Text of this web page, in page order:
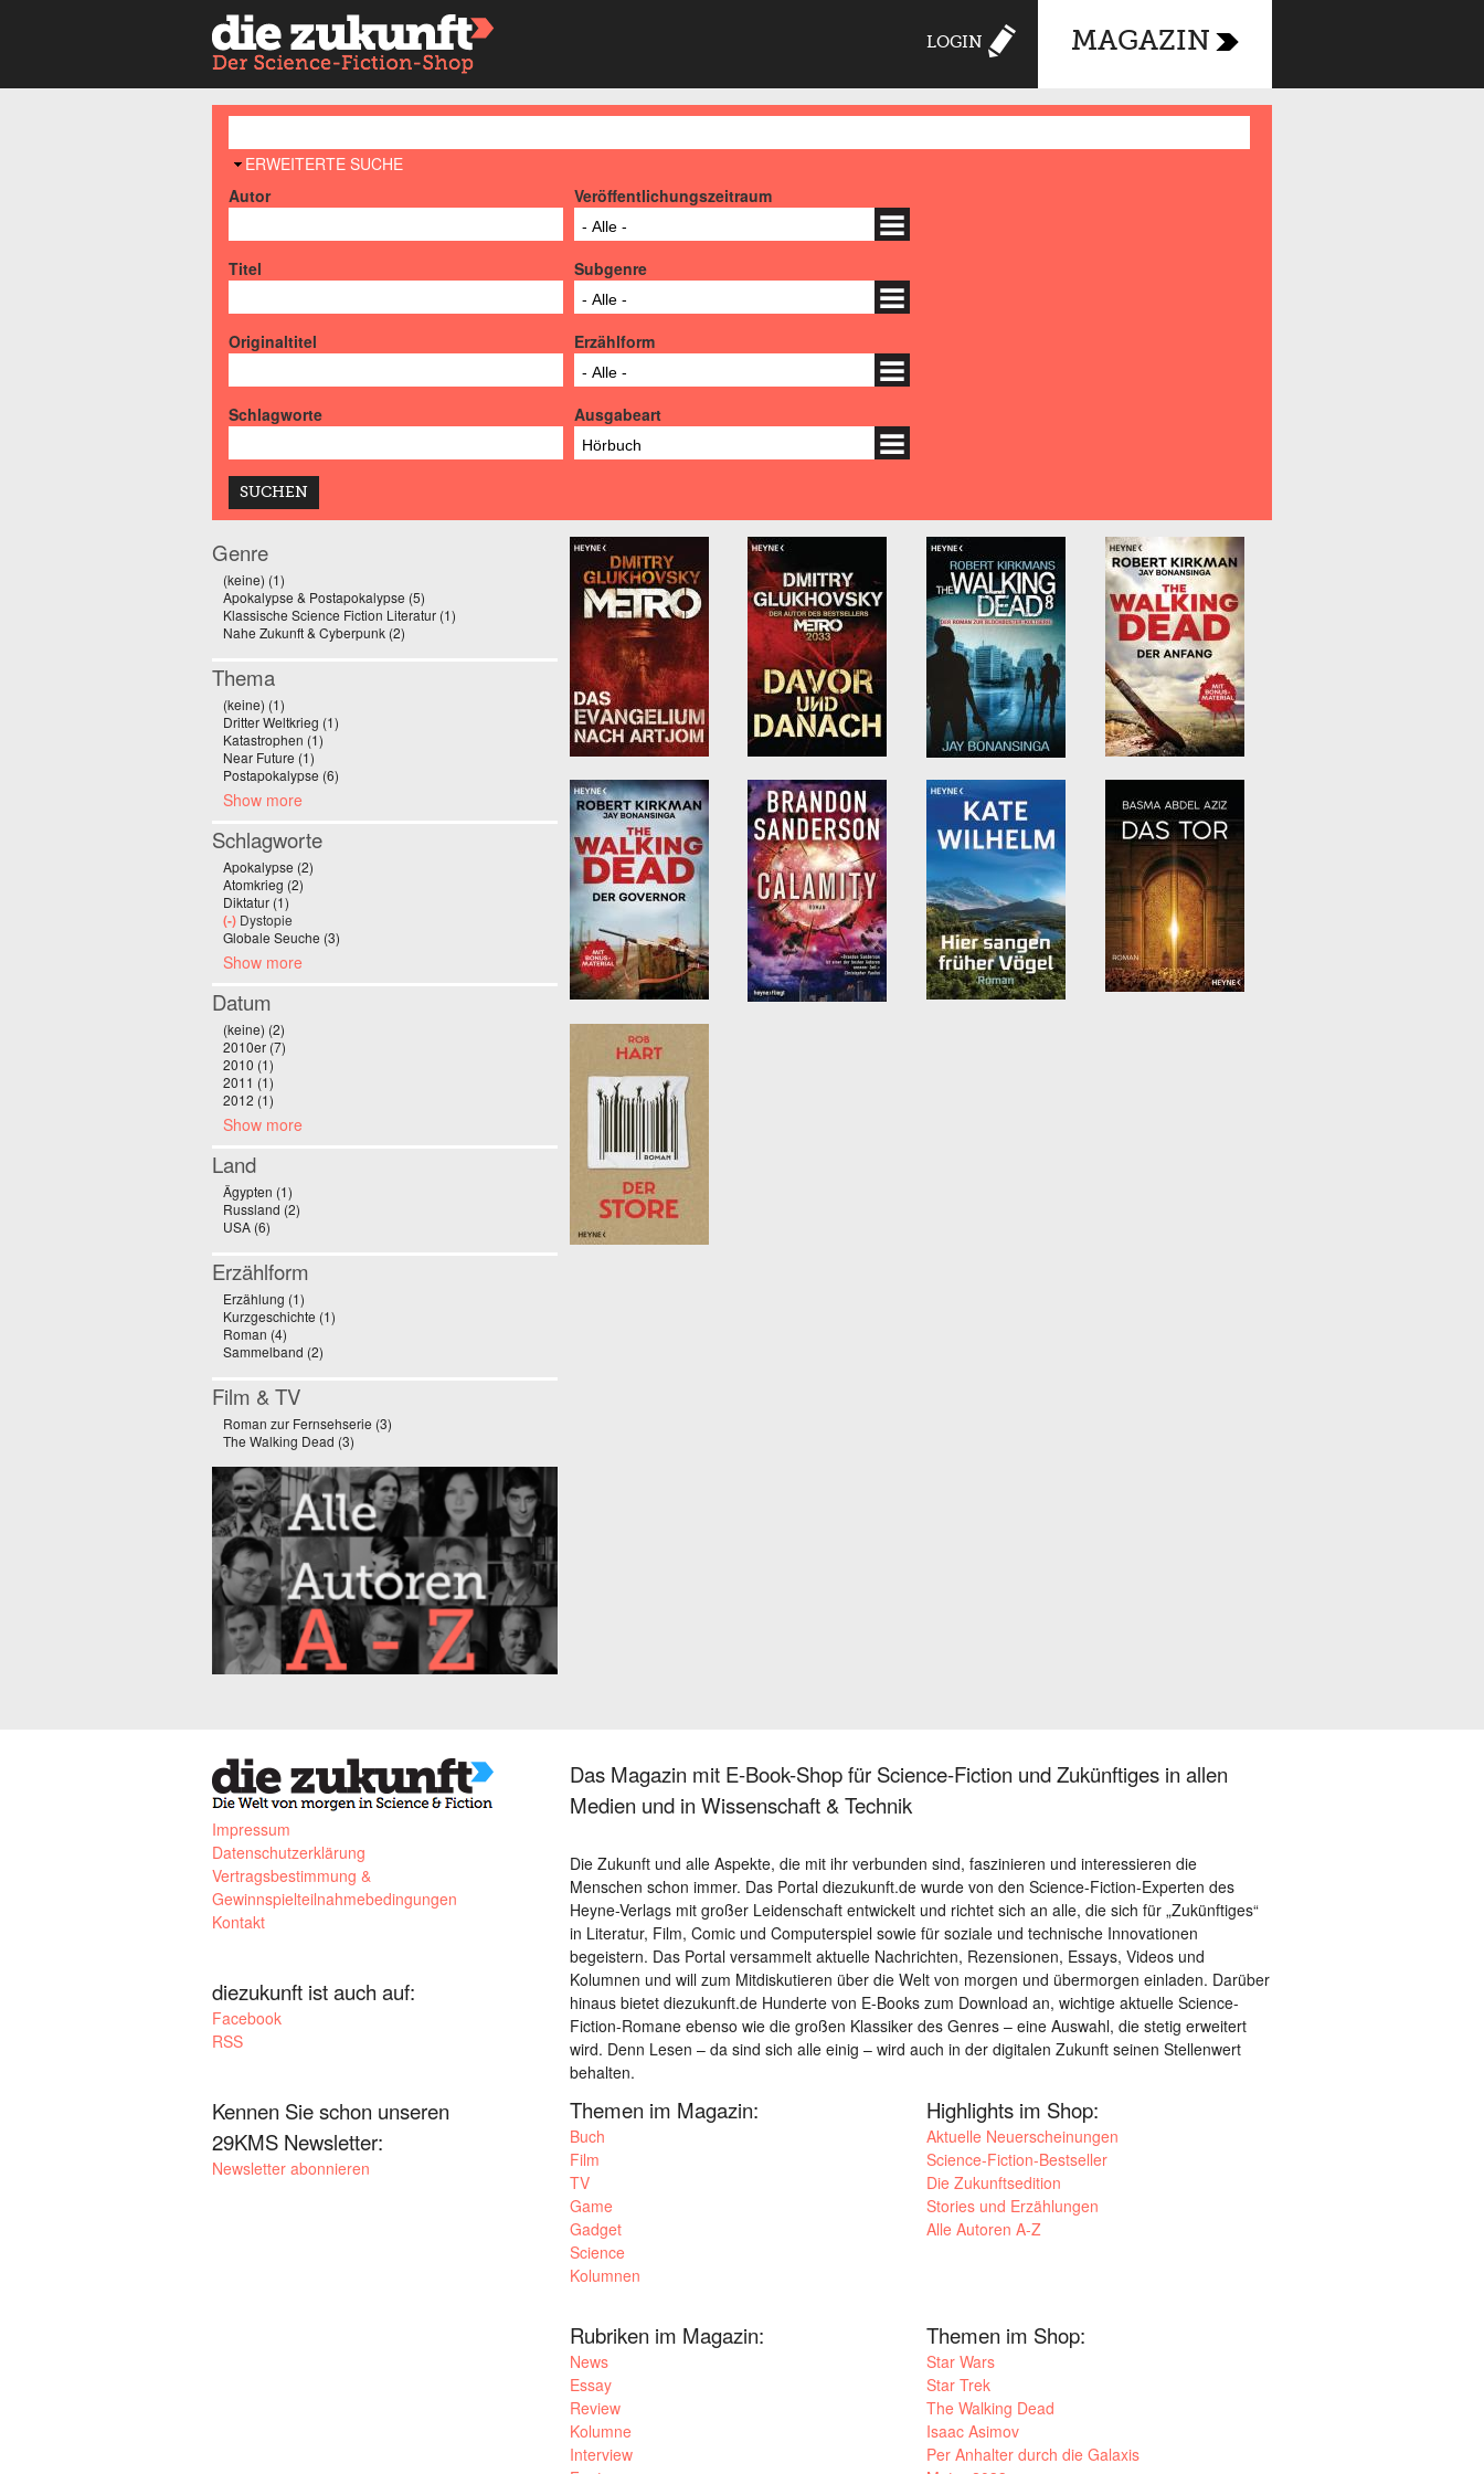
LOGIN MAGAZIN
AUSBLENDEN
ERWEITERTE SUCHE
Autor
Veröffentlichungszeitraum
- Alle -
Titel Subgenre
- Alle -
Originaltitel Erzählform
- Alle -
Schlagworte Ausgabeart
Hörbuch
Genre
(keine) (1)
Apokalypse & Postapokalypse (5) Apply Apokalypse & Postapokalypse filter
Klassische Science Fiction Literatur (1) Apply Klassische Science Fiction Literatur filter
Nahe Zukunft & Cyberpunk (2) Apply Nahe Zukunft & Cyberpunk filter
Thema
(keine) (1)
Dritter Weltkrieg (1)
Katastrophen (1)
Near Future (1)
Postapokalypse (6)
Show more
Schlagworte
Apokalypse (2)
Atomkrieg (2)
Diktatur (1)
(-) Remove Dystopie filter
Dystopie
Globale Seuche (3)
Show more
Datum
(keine) (2)
2010er (7)
2010 (1)
2011 (1)
2012 (1)
Show more
Land
Ägypten (1)
Russland (2)
USA (6)
Erzählform
Erzählung (1)
Kurzgeschichte (1)
Roman (4)
Sammelband (2)
Film & TV
Roman zur Fernsehserie (3)
The Walking Dead (3)
Impressum
Datenschutzerklärung
Vertragsbestimmung &
Gewinnspielteilnahmebedingungen
Kontakt
diezukunft ist auch auf:
Facebook
RSS
Kennen Sie schon unseren
29KMS Newsletter:
Newsletter abonnieren
Das Magazin mit E-Book-Shop für Science-Fiction und Zukünftiges in allen
Medien und in Wissenschaft & Technik
Die Zukunft und alle Aspekte, die mit ihr verbunden sind, faszinieren und interessieren die
Menschen schon immer. Das Portal diezukunft.de wurde von den Science-Fiction-Experten des
Heyne-Verlags mit großer Leidenschaft entwickelt und richtet sich an alle, die sich für „Zukünftiges“
in Literatur, Film, Comic und Computerspiel sowie für soziale und technische Innovationen
begeistern. Das Portal versammelt aktuelle Nachrichten, Rezensionen, Essays, Videos und
Kolumnen und will zum Mitdiskutieren über die Welt von morgen und übermorgen einladen. Darüber
hinaus bietet diezukunft.de Hunderte von E-Books zum Download an, wichtige aktuelle Science-
Fiction-Romane ebenso wie die großen Klassiker des Genres – eine Auswahl, die stetig erweitert
wird. Denn Lesen – da sind sich alle einig – wird auch in der digitalen Zukunft seinen Stellenwert
behalten.
Themen im Magazin:
Buch
Film
TV
Game
Gadget
Science
Kolumnen
Highlights im Shop:
Aktuelle Neuerscheinungen
Science-Fiction-Bestseller
Die Zukunftsedition
Stories und Erzählungen
Alle Autoren A-Z
Rubriken im Magazin:
News
Essay
Review
Kolumne
Interview
Themen im Shop:
Star Wars
Star Trek
The Walking Dead
Isaac Asimov
Per Anhalter durch die Galaxis